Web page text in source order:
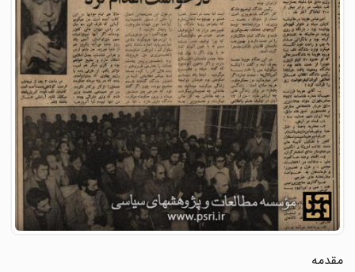
مقدمه